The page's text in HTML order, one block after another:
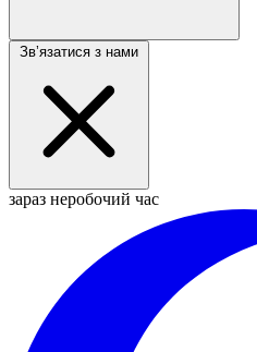
Звʼязатися з нами
зараз неробочий час